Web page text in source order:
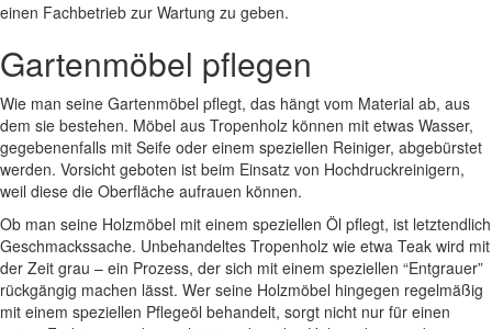
einen Fachbetrieb zur Wartung zu geben.
Gartenmöbel pflegen
Wie man seine Gartenmöbel pflegt, das hängt vom Material ab, aus
dem sie bestehen. Möbel aus Tropenholz können mit etwas Wasser,
gegebenenfalls mit Seife oder einem speziellen Reiniger, abgebürstet
werden. Vorsicht geboten ist beim Einsatz von Hochdruckreinigern,
weil diese die Oberfläche aufrauen können.
Ob man seine Holzmöbel mit einem speziellen Öl pflegt, ist letztendlich
Geschmackssache. Unbehandeltes Tropenholz wie etwa Teak wird mit
der Zeit grau – ein Prozess, der sich mit einem speziellen “Entgrauer”
rückgängig machen lässt. Wer seine Holzmöbel hingegen regelmäßig
mit einem speziellen Pflegeöl behandelt, sorgt nicht nur für einen